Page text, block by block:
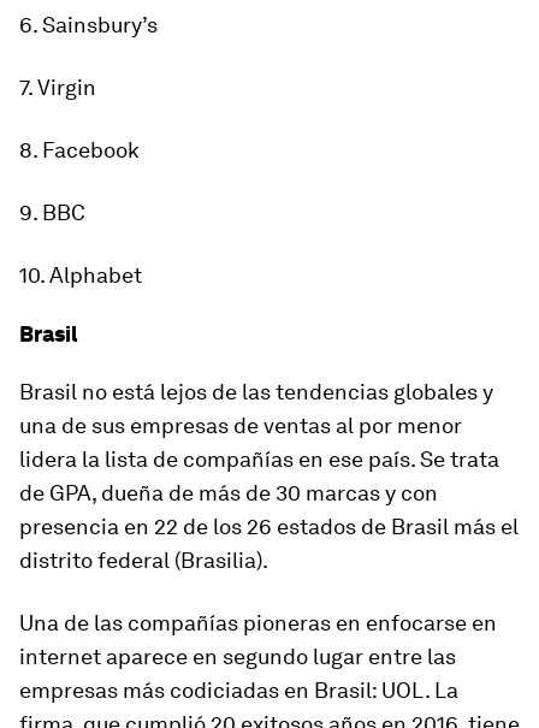
6. Sainsbury’s
7. Virgin
8. Facebook
9. BBC
10. Alphabet
Brasil
Brasil no está lejos de las tendencias globales y
una de sus empresas de ventas al por menor
lidera la lista de compañías en ese país. Se trata
de GPA, dueña de más de 30 marcas y con
presencia en 22 de los 26 estados de Brasil más el
distrito federal (Brasilia).
Una de las compañías pioneras en enfocarse en
internet aparece en segundo lugar entre las
empresas más codiciadas en Brasil: UOL. La